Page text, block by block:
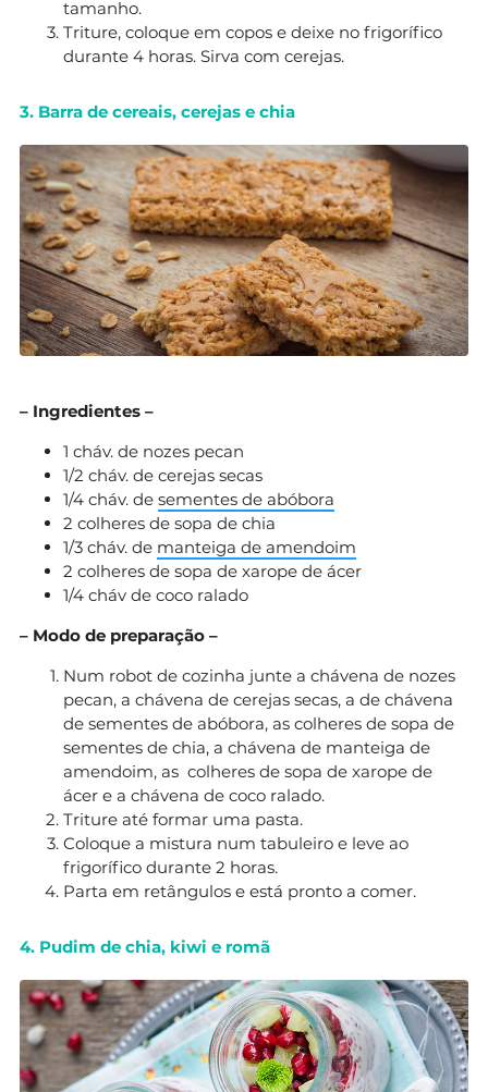
tamanho.
Triture, coloque em copos e deixe no frigorífico
durante 4 horas. Sirva com cerejas.
3. Barra de cereais, cerejas e chia
– Ingredientes –
1 cháv. de nozes pecan
1/2 cháv. de cerejas secas
1/4 cháv. de sementes de abóbora
2 colheres de sopa de chia
1/3 cháv. de manteiga de amendoim
2 colheres de sopa de xarope de ácer
1/4 cháv de coco ralado
– Modo de preparação –
Num robot de cozinha junte a chávena de nozes
pecan, a chávena de cerejas secas, a de chávena
de sementes de abóbora, as colheres de sopa de
sementes de chia, a chávena de manteiga de
amendoim, as colheres de sopa de xarope de
ácer e a chávena de coco ralado.
Triture até formar uma pasta.
Coloque a mistura num tabuleiro e leve ao
frigorífico durante 2 horas.
Parta em retângulos e está pronto a comer.
4. Pudim de chia, kiwi e romã